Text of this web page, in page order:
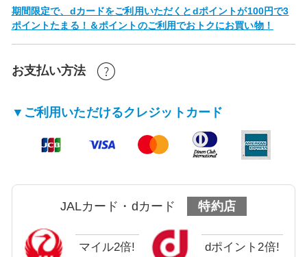
期間限定で、dカードをご利用いただくとdポイントが100円で3
ポイントたまる！＆ポイントのご利用でおトクにお買い物！
お支払い方法
▼ご利用いただけるクレジットカード
JALカード・dカード 特約店
マイル2倍! dポイント2倍!